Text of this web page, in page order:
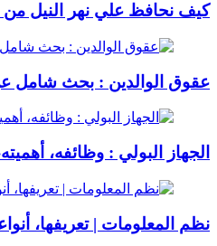
كيف نحافظ علي نهر النيل من
عقوق الوالدين : بحث شامل
الجهاز البولي : وظائفه،
نظم المعلومات | تعريفها،